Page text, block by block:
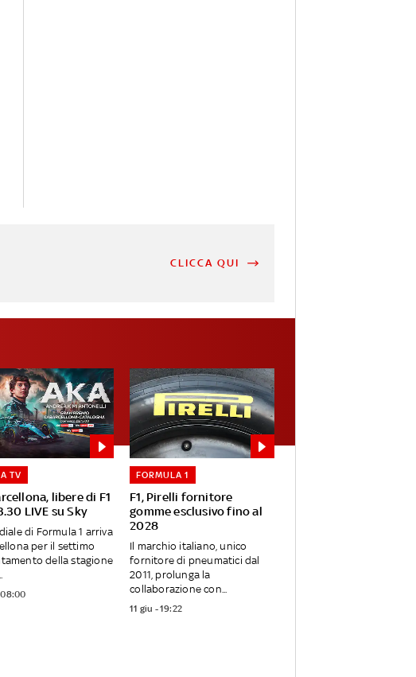
CLICCA QUI
libere di F1
LIVE su Sky
TV
di Formula 1 arriva
per il settimo
della stagione
08:00
F1, Pirelli fornitore
gomme esclusivo fino al
2028
FORMULA 1
Il marchio italiano, unico
fornitore di pneumatici dal
2011, prolunga la
collaborazione con...
11 giu - 19:22